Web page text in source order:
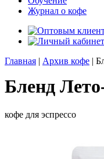
Журнал о кофе
Главная | Архив кофе |
Бленд
кофе для эспрессо